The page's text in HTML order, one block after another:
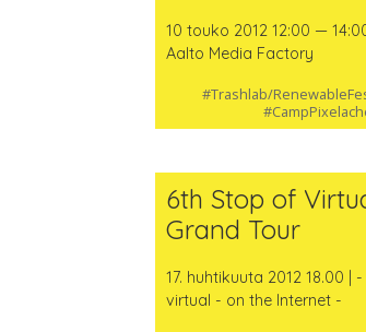
10 touko 2012 12:00 — 14:00
Aalto Media Factory
#Trashlab/
6th Stop of
Grand Tour
17. huhtikuuta 2012 18.00 | -
virtual - on the Internet -